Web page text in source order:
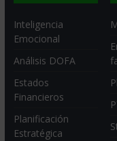
Inteligencia
Emocional
Análisis DOFA
Estados
Financieros
Planificación
Estratégica